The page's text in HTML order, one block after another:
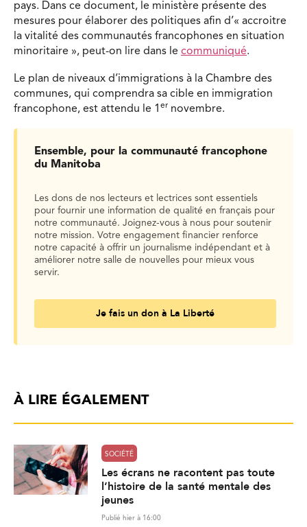
pays. Dans ce document, le ministère présente des
mesures pour élaborer des politiques afin d’« accroitre
la vitalité des communautés francophones en situation
minoritaire », peut-on lire dans le communiqué.
Le plan de niveaux d’immigrations à la Chambre des
communes, qui comprendra sa cible en immigration
francophone, est attendu le 1 er novembre.
Ensemble, pour la communauté francophone
du Manitoba
Les dons de nos lecteurs et lectrices sont essentiels
pour fournir une information de qualité en français pour
notre communauté. Joignez-vous à nous pour soutenir
notre mission. Votre engagement financier renforce
notre capacité à offrir un journalisme indépendant et à
améliorer notre salle de nouvelles pour mieux vous
servir.
Je fais un don à La Liberté
À LIRE ÉGALEMENT
SOCIÉTÉ
Les écrans ne racontent pas toute
l’histoire de la santé mentale des
jeunes
Publié hier à 16:00